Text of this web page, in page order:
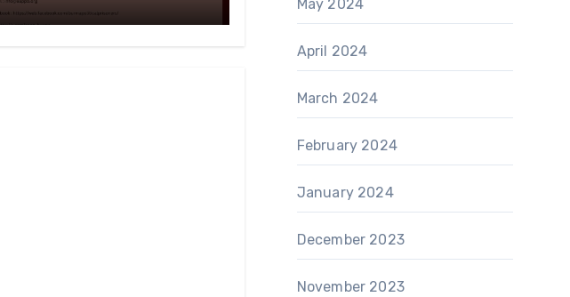
May 2024
April 2024
March 2024
February 2024
January 2024
December 2023
November 2023